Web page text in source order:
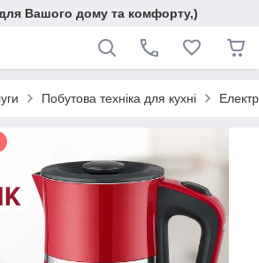
Вашого дому та комфорту,)
Побутова техніка для кухні